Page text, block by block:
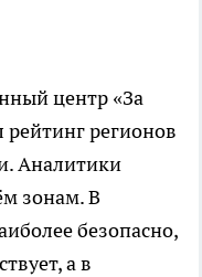
центр «За
рейтинг регионов
Аналитики
зонам. В
безопасно,
а в